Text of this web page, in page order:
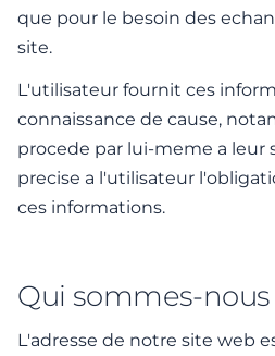
que pour le besoin des
site.
L'utilisateur fournit ces
connaissance de cause,
procede par lui-meme a leur
precise a l'utilisateur
ces informations.
Qui sommes-nous
L'adresse de notre site web